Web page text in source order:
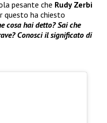
pesante che Rudy Zerbi
questo ha chiesto
cosa hai detto? Sai che
Conosci il significato di